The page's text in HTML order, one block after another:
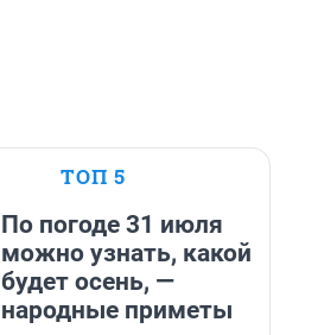
ТОП 5
По погоде 31 июля
можно узнать, какой
будет осень, —
народные приметы